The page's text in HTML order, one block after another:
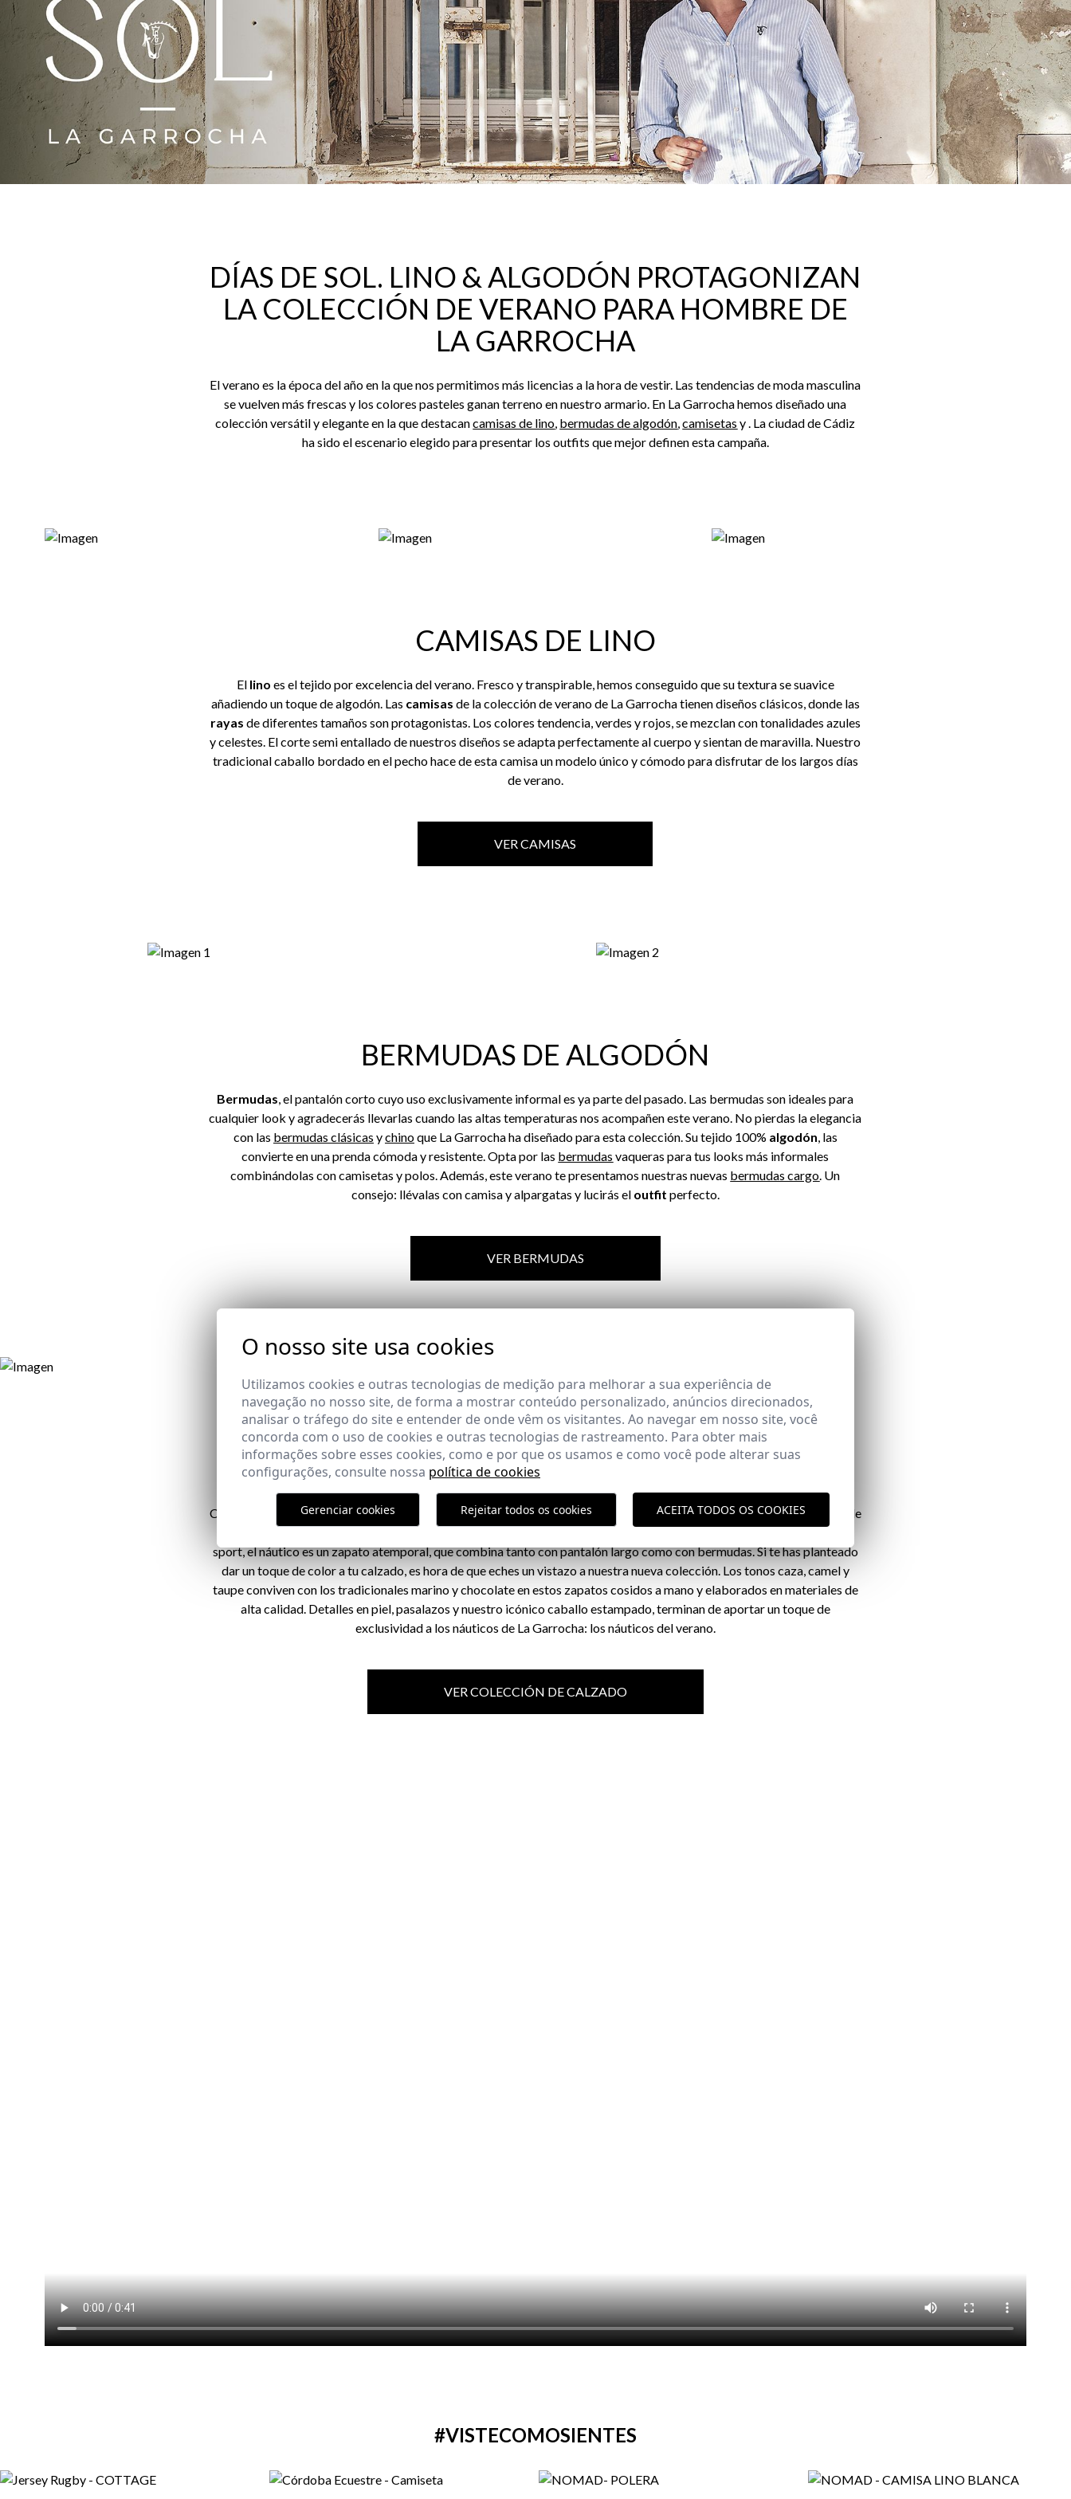
DÍAS DE SOL. LINO & ALGODÓN PROTAGONIZAN
LA COLECCIÓN DE VERANO PARA HOMBRE DE
LA GARROCHA
El verano es la época del año en la que nos permitimos más licencias a la hora de vestir. Las tendencias de moda masculina
se vuelven más frescas y los colores pasteles ganan terreno en nuestro armario. En La Garrocha hemos diseñado una
colección versátil y elegante en la que destacancamisas de lino, bermudas de algodón,camisetas y. La ciudad de Cádiz
ha sido el escenario elegido para presentar los outfits que mejor definen esta campaña.
CAMISAS DE LINO
El lino es el tejido por excelencia del verano. Fresco y transpirable, hemos conseguido que su textura se suavice
añadiendo un toque de algodón. Las camisas de la colección de verano de La Garrocha tienen diseños clásicos, donde las
rayas de diferentes tamaños son protagonistas. Los colores tendencia, verdes y rojos, se mezclan con tonalidades azules
y celestes. El corte semi entallado de nuestros diseños se adapta perfectamente al cuerpo y sientan de maravilla. Nuestro
tradicional caballo bordado en el pecho hace de esta camisa un modelo único y cómodo para disfrutar de los largos días
de verano.
VER CAMISAS
BERMUDAS DE ALGODÓN
Bermudas, el pantalón corto cuyo uso exclusivamente informal es ya parte del pasado. Las bermudas son ideales para
cualquier look y agradecerás llevarlas cuando las altas temperaturas nos acompañen este verano. No pierdas la elegancia
con las bermudas clásicas ychinoque La Garrocha ha diseñado para esta colección. Su tejido 100% algodón, las
convierte en una prenda cómoda y resistente. Opta por las bermudas vaqueras para tus looks más informales
combinándolas con camisetas y polos. Además, este verano te presentamos nuestras nuevas bermudas cargo. Un
consejo: llévalas con camisa y alpargatas y lucirás el outfit perfecto.
VER BERMUDAS
CALZADO NÁUTICO
Como cada verano, La Garrocha ha diseñado una colección de zapatos de estilo náutico, tanto en piel de serraje como de
nobuk, para que puedas elegir el modelo con el que mejor te identificas. A medio camino entre el calzado formal y el
sport, el náutico es un zapato atemporal, que combina tanto con pantalón largo como con bermudas. Si te has planteado
dar un toque de color a tu calzado, es hora de que eches un vistazo a nuestra nueva colección. Los tonos caza, camel y
taupe conviven con los tradicionales marino y chocolate en estos zapatos cosidos a mano y elaborados en materiales de
alta calidad. Detalles en piel, pasalazos y nuestro icónico caballo estampado, terminan de aportar un toque de
exclusividad a los náuticos de La Garrocha: los náuticos del verano.
VER COLECCIÓN DE CALZADO
#VISTECOMOSIENTES
O nosso site usa cookies
Utilizamos cookies e outras tecnologias de medição para melhorar a sua experiência de
navegação no nosso site, de forma a mostrar conteúdo personalizado, anúncios direcionados,
analisar o tráfego do site e entender de onde vêm os visitantes. Ao navegar em nosso site, você
concorda com o uso de cookies e outras tecnologias de rastreamento. Para obter mais
informações sobre esses cookies, como e por que os usamos e como você pode alterar suas
configurações, consulte nossa política de cookies
Gerenciar cookies Rejeitar todos os cookies ACEITA TODOS OS COOKIES